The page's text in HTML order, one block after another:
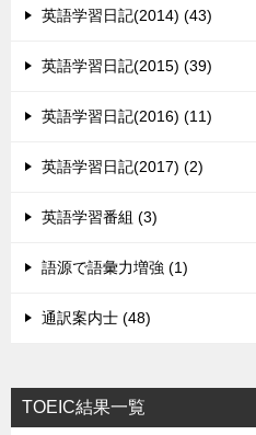
英語学習日記(2014) (43)
英語学習日記(2015) (39)
英語学習日記(2016) (11)
英語学習日記(2017) (2)
英語学習番組 (3)
語源で語彙力増強 (1)
通訳案内士 (48)
TOEIC結果一覧